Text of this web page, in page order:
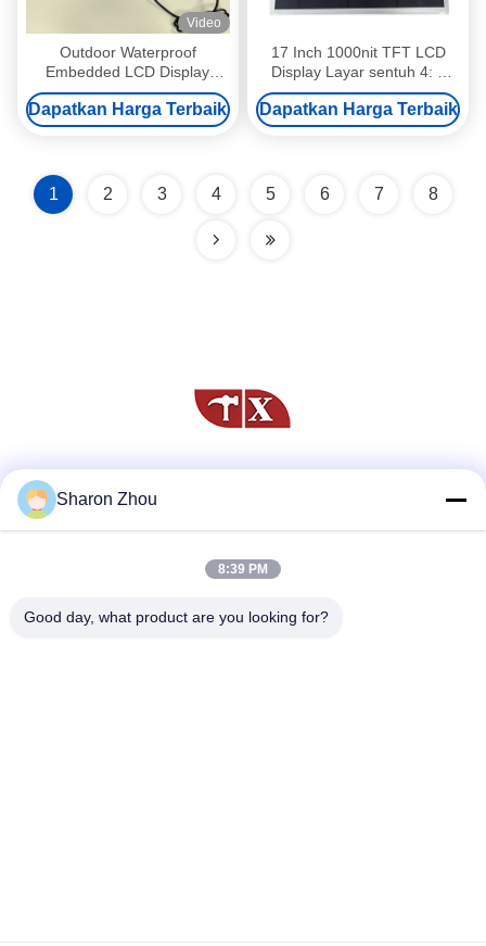
Video
Outdoor Waterproof
Embedded LCD Display
Touch Screen Module Sistem
Windows
Dapatkan Harga Terbaik
17 Inch 1000nit TFT LCD
Display Layar sentuh 4: 3
Aspect Ratio Super terang
Dapatkan Harga Terbaik
1 2 3 4 5 6 7 8
Sharon Zhou
8:39 PM
Good day, what product are you looking for?